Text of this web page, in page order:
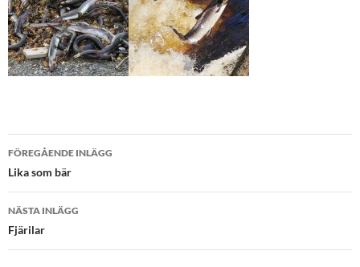
Inläggsnavigering
FÖREGÅENDE INLÄGG
Lika som bär
NÄSTA INLÄGG
Fjärilar